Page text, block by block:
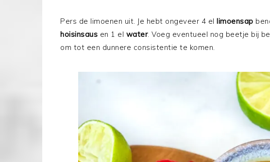
Pers de limoenen uit. Je hebt ongeveer 4 el limoensap
hoisinsaus en 1 el water. Voeg eventueel nog beetje bij
om tot een dunnere consistentie te komen.